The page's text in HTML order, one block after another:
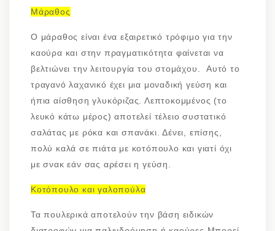
Μάραθος
Ο μάραθος είναι ένα εξαιρετικό τρόφιμο για την
καούρα και στην πραγματικότητα φαίνεται να
βελτιώνει την λειτουργία του στομάχου. Αυτό το
τραγανό λαχανικό έχει μια μοναδική γεύση και
ήπια αίσθηση γλυκόριζας. Λεπτοκομμένος (το
λευκό κάτω μέρος) αποτελεί τέλειο συστατικό
σαλάτας με ρόκα και σπανάκι. Δένει, επίσης,
πολύ καλά σε πιάτα με κοτόπουλο και γιατί όχι
με σνακ εάν σας αρέσει η γεύση.
Κοτόπουλο και γαλοπούλα
Τα πουλερικά αποτελούν την βάση ειδικών